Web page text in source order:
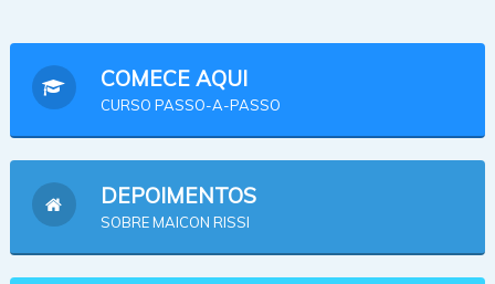
COMECE AQUI
CURSO PASSO-A-PASSO
DEPOIMENTOS
SOBRE MAICON RISSI